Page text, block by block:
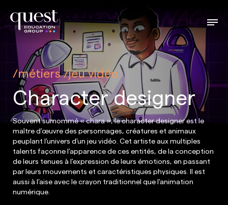
métiers jeu vidéo
Character designer
Souvent surnommé « chara », le character designer est le
maître d’œuvre des personnages, créatures et animaux
peuplant l’univers d’un jeu vidéo. Cet artiste aux multiples
talents façonne l’apparence de ces entités, de la conception
de leurs tenues à l’expression de leurs émotions, en passant
par leurs mouvements et caractéristiques physiques. Il est
aussi à l’aise avec le crayon traditionnel que l’animation
numérique.